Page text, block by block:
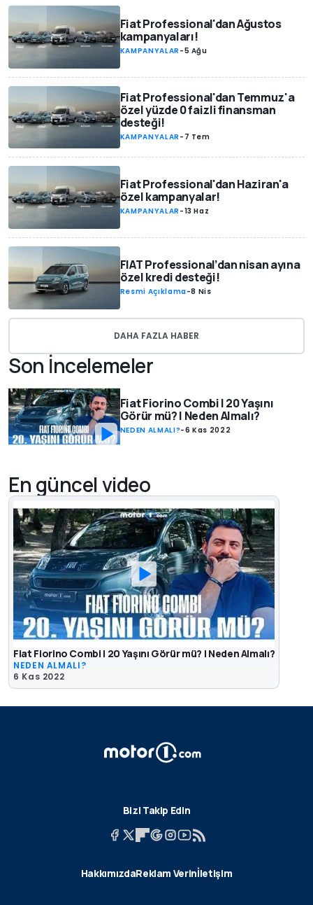
Fiat Professional'dan Ağustos
kampanyaları!
KAMPANYALAR -5 Ağu
Fiat Professional'dan Temmuz'a
özel yüzde 0 faizli finansman
desteği!
KAMPANYALAR - 7 Tem
Fiat Professional'dan Haziran'a
özel kampanyalar!
KAMPANYALAR -13 Haz
FIAT Professional’dan nisan ayına
özel kredi desteği!
Resmi Açıklama-8 Nis
DAHA FAZLA HABER
Son İncelemeler
Fiat Fiorino Combi | 20 Yaşını
Görür mü? | Neden Almalı?
NEDEN ALMALI?-6 Kas 2022
En güncel video
Fiat Fiorino Combi | 20 Yaşını Görür mü? | Neden Almalı?
NEDEN ALMALI?
6 Kas 2022
Bizi Takip Edin
HakkımızdaReklam Verinİletişim